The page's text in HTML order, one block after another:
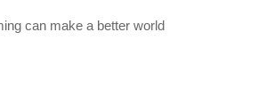
can make a better world